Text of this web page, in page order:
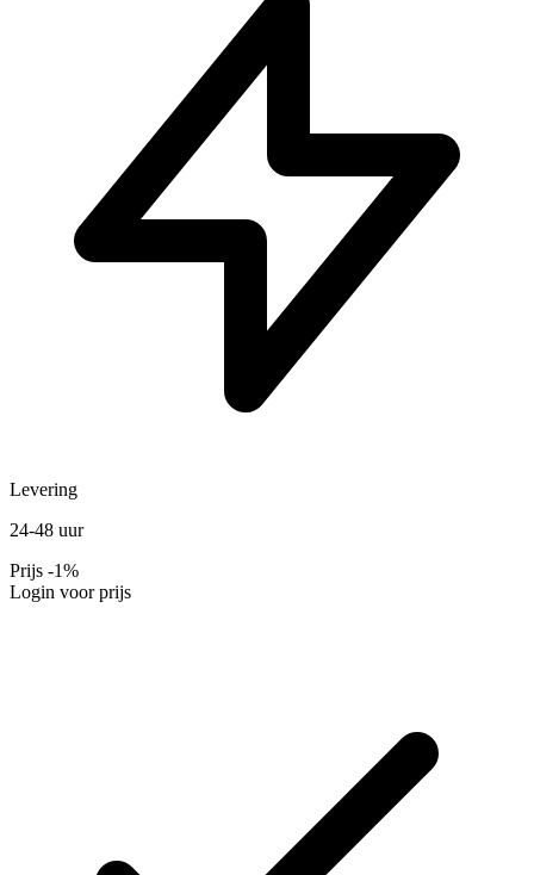
Levering
24-48 uur
Prijs -1%
Login voor prijs